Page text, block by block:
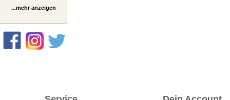
...mehr anzeigen